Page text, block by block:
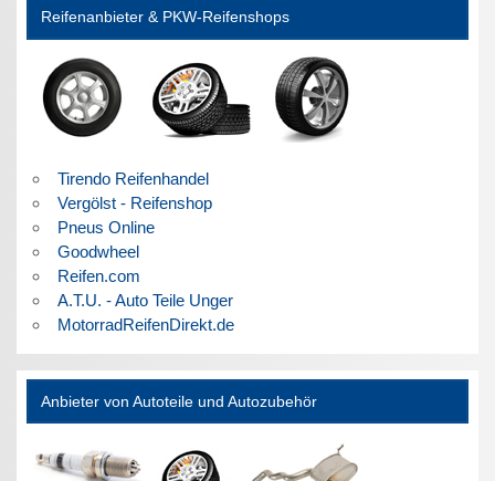
Reifenanbieter & PKW-Reifenshops
Tirendo Reifenhandel
Vergölst - Reifenshop
Pneus Online
Goodwheel
Reifen.com
A.T.U. - Auto Teile Unger
MotorradReifenDirekt.de
Anbieter von Autoteile und Autozubehör